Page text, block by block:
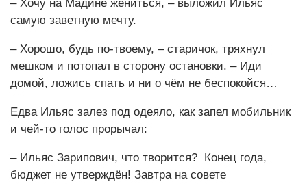
– Хочу на Мадине жениться, – выложил Ильяс
самую заветную мечту.
– Хорошо, будь по-твоему, – старичок, тряхнул
мешком и потопал в сторону остановки. – Иди
домой, ложись спать и ни о чём не беспокойся…
Едва Ильяс залез под одеяло, как запел мобильник
и чей-то голос прорычал:
– Ильяс Зарипович, что творится? Конец года,
бюджет не утверждён! Завтра на совете